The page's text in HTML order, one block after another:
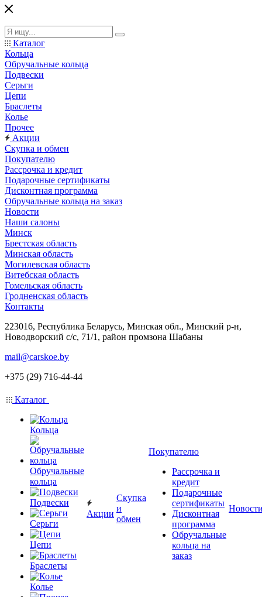
Каталог
Кольца
Обручальные кольца
Подвески
Серьги
Цепи
Браслеты
Колье
Прочее
Акции
Скупка и обмен
Покупателю
Рассрочка и кредит
Подарочные сертификаты
Дисконтная программа
Обручальные кольца на заказ
Новости
Наши салоны
Минск
Брестская область
Минская область
Могилевская область
Витебская область
Гомельская область
Гродненская область
Контакты
223016, Республика Беларусь, Минская обл., Минский р-н,
Новодворский с/с, 71/1, район промзона Шабаны
mail@carskoe.by
+375 (29) 716-44-44
Каталог
Кольца
Обручальные
кольца
Подвески
Серьги
Цепи
Браслеты
Колье
Акции
Скупка
и
обмен
Покупателю
Рассрочка и
кредит
Подарочные
сертификаты
Дисконтная
программа
Обручальные
кольца на
заказ